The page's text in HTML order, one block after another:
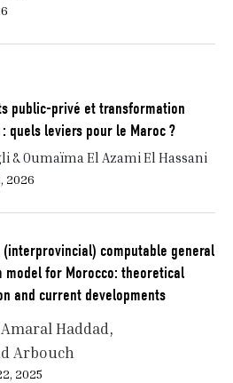
public-privé et transformation
quels leviers pour le Maroc ?
& Oumaïma El Azami El Hassani
2026
(interprovincial) computable general
model for Morocco: theoretical
and current developments
Haddad
Arbouch
2025